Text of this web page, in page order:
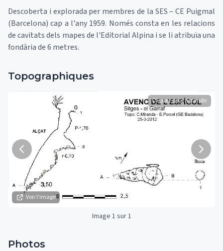
Descoberta i explorada per membres de la SES – CE Puigmal
(Barcelona) cap a l'any 1959. Només consta en les relacions
de cavitats dels mapes de l'Editorial Alpina i se li atribuïa una
fondària de 6 metres.
Topographiques
Voir l'image
Cliquez pour agrandir
Image 1 sur 1
Photos